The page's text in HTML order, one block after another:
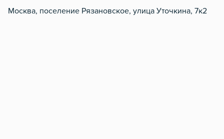
Москва, поселение Рязановское, улица Уточкина, 7к2